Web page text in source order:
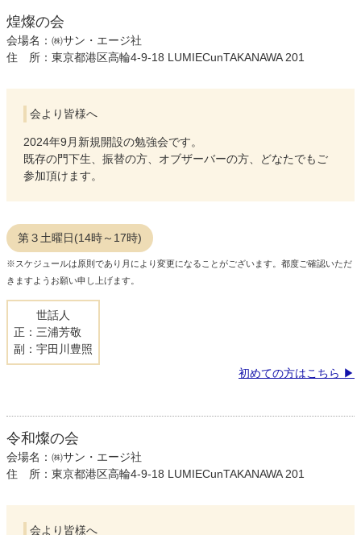
煌燦の会
会場名：㈱サン・エージ社
住 所：東京都港区高輪4-9-18 LUMIECunTAKANAWA 201
会より皆様へ
2024年9月新規開設の勉強会です。
既存の門下生、振替の方、オブザーバーの方、どなたでもご
参加頂けます。
第３土曜日(14時～17時)
※スケジュールは原則であり月により変更になることがございます。都度ご確認いただ
きますようお願い申し上げます。
世話人
正：三浦芳敬
副：宇田川豊照
初めての方はこちら
令和燦の会
会場名：㈱サン・エージ社
住 所：東京都港区高輪4-9-18 LUMIECunTAKANAWA 201
会より皆様へ